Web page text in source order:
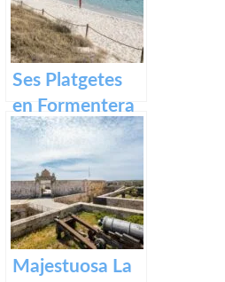
Ses Platgetes
en Formentera
Majestuosa La